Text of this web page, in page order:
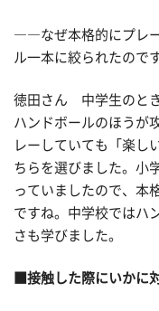
――なぜ本格的にプレ
ル一本に絞られたので
徳田さん 中学生のと
ハンドボールのほうが
レーしていても「楽し
ちらを選びました。小
っていましたので、本
ですね。中学校ではハ
さも学びました。
■接触した際にいかに